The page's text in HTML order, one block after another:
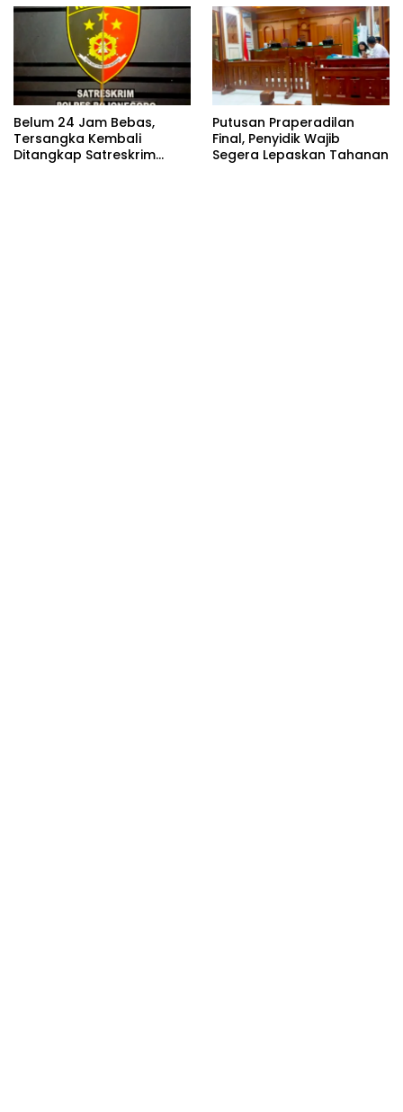
Belum 24 Jam Bebas,
Tersangka Kembali
Ditangkap Satreskrim
Putusan Praperadilan
Final, Penyidik Wajib
Segera Lepaskan Tahanan